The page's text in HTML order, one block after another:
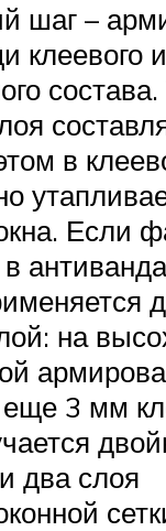
шаг –
клеевого
в
Если
на
3 мм
два слоя